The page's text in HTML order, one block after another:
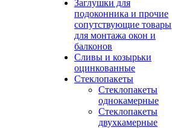
Заглушки для
подоконника и прочие
сопутствующие товары
для монтажа окон и
балконов
Сливы и козырьки
оцинкованные
Стеклопакеты
Стеклопакеты
однокамерные
Стеклопакеты
двухкамерные